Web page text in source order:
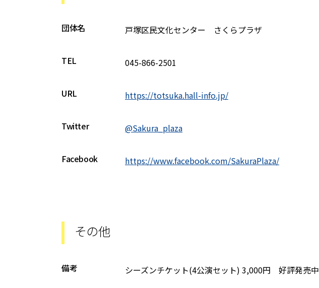
団体名 戸塚区民文化センター さくらプラザ
TEL 045-866-2501
URL https://totsuka.hall-info.jp/
Twitter @Sakura_plaza
Facebook https://www.facebook.com/SakuraPlaza/
その他
備考 シーズンチケット(4公演セット) 3,000円 好評発売中